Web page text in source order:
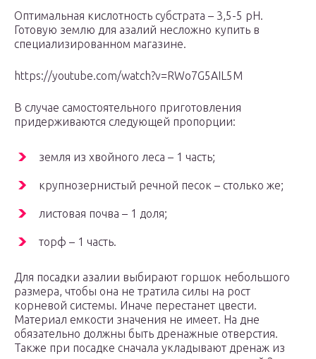
Оптимальная кислотность субстрата – 3,5-5 рН.
Готовую землю для азалий несложно купить в
специализированном магазине.
https://youtube.com/watch?v=RWo7G5AIL5M
В случае самостоятельного приготовления
придерживаются следующей пропорции:
земля из хвойного леса – 1 часть;
крупнозернистый речной песок – столько же;
листовая почва – 1 доля;
торф – 1 часть.
Для посадки азалии выбирают горшок небольшого
размера, чтобы она не тратила силы на рост
корневой системы. Иначе перестанет цвести.
Материал емкости значения не имеет. На дне
обязательно должны быть дренажные отверстия.
Также при посадке сначала укладывают дренаж из